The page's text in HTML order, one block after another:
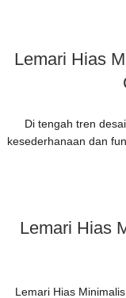
Lemari Hias
Di tengah tren
kesederhanaan dan
Lemari Hias
Lemari Hias